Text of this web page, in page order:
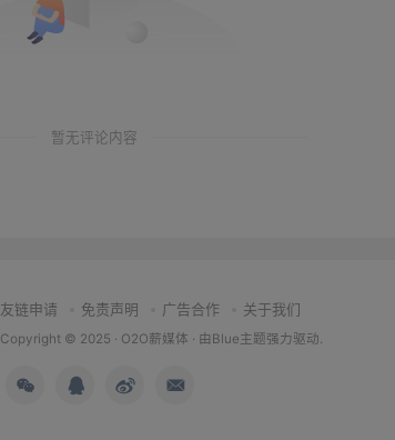
暂无评论内容
友链申请 免责声明 广告合作 关于我们
Copyright © 2025 · O2O薪媒体 · 由 Blue主题强力驱动.